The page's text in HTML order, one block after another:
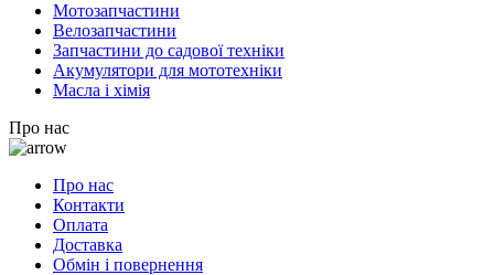
Мотозапчастини
Велозапчастини
Запчастини до садової техніки
Акумулятори для мототехніки
Масла і хімія
Про нас
Про нас
Контакти
Оплата
Доставка
Обмін і повернення